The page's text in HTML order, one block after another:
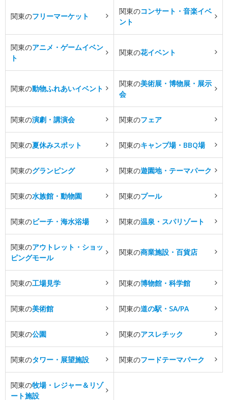
関東のフリーマーケット
関東のコンサート・音楽イベ
ント
関東のアニメ・ゲームイベン
ト
関東の花イベント
関東の動物ふれあいイベント
関東の美術展・博物展・展示
会
関東の演劇・講演会 関東のフェア
関東の夏休みスポット 関東のキャンプ場・BBQ場
関東のグランピング 関東の遊園地・テーマパーク
関東の水族館・動物園 関東のプール
関東のビーチ・海水浴場 関東の温泉・スパリゾート
関東のアウトレット・ショッ
ピングモール
関東の商業施設・百貨店
関東の工場見学 関東の博物館・科学館
関東の美術館 関東の道の駅・SA/PA
関東の公園 関東のアスレチック
関東のタワー・展望施設 関東のフードテーマパーク
関東の牧場・レジャー＆リゾ
ート施設